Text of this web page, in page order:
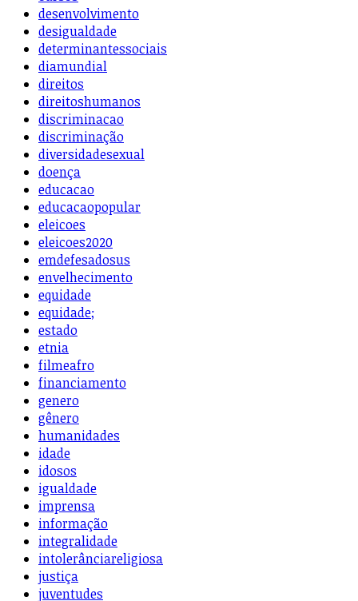
desenvolvimento
desigualdade
determinantessociais
diamundial
direitos
direitoshumanos
discriminacao
discriminação
diversidadesexual
doença
educacao
educacaopopular
eleicoes
eleicoes2020
emdefesadosus
envelhecimento
equidade
equidade;
estado
etnia
filmeafro
financiamento
genero
gênero
humanidades
idade
idosos
igualdade
imprensa
informação
integralidade
intolerânciareligiosa
justiça
juventudes